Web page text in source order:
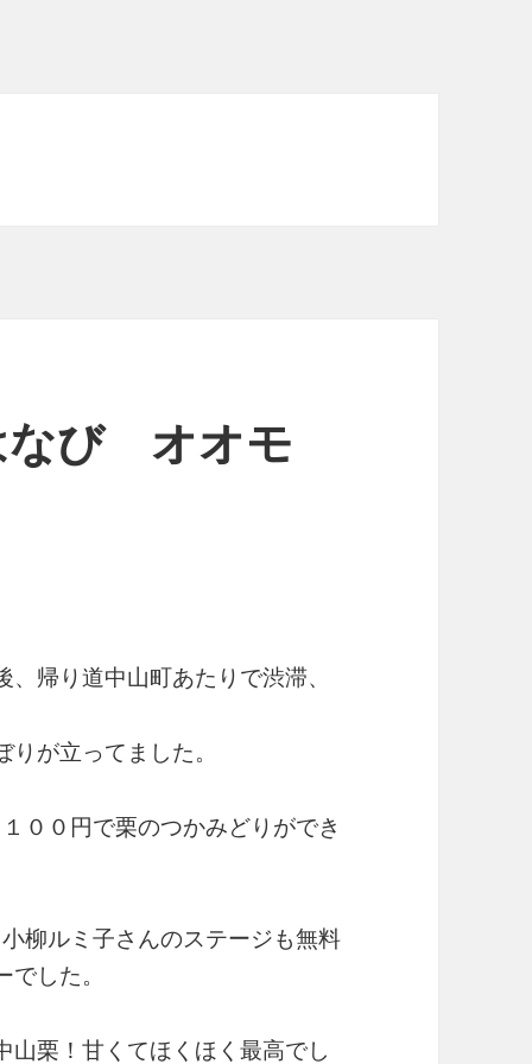
び オオモ
帰り道中山町あたりで渋滞、
が立ってました。
００円で栗のつかみどりができ
柳ルミ子さんのステージも無料
した。
栗！甘くてほくほく最高でし